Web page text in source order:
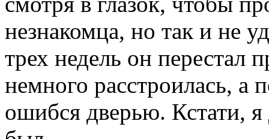
незнакомца, но так и не
трех недель он перестал
немного расстроилась, а
ошибся дверью. Кстати,